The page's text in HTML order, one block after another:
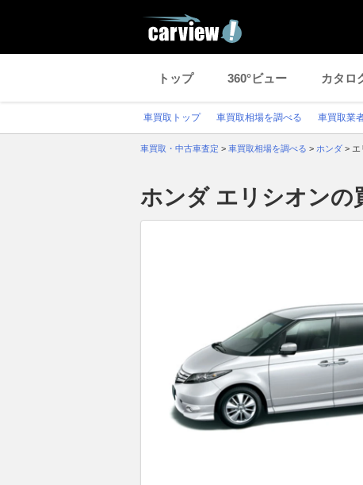
トップ 360°ビュー カタロ
車買取トップ 車買取相場を調べる 車買取業
車買取・中古車査定 > 車買取相場を調べる > ホンダ > エ
ホンダ エリシオンの